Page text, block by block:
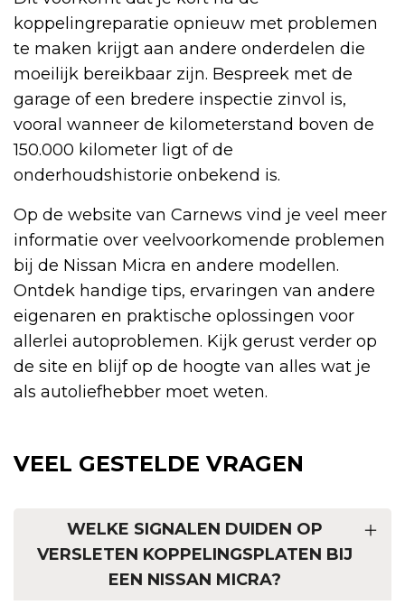
koppelingreparatie opnieuw met problemen
te maken krijgt aan andere onderdelen die
moeilijk bereikbaar zijn. Bespreek met de
garage of een bredere inspectie zinvol is,
vooral wanneer de kilometerstand boven de
150.000 kilometer ligt of de
onderhoudshistorie onbekend is.
Op de website van Carnews vind je veel meer
informatie over veelvoorkomende problemen
bij de Nissan Micra en andere modellen.
Ontdek handige tips, ervaringen van andere
eigenaren en praktische oplossingen voor
allerlei autoproblemen. Kijk gerust verder op
de site en blijf op de hoogte van alles wat je
als autoliefhebber moet weten.
VEEL GESTELDE VRAGEN
WELKE SIGNALEN DUIDEN OP
VERSLETEN KOPPELINGSPLATEN BIJ
EEN NISSAN MICRA?